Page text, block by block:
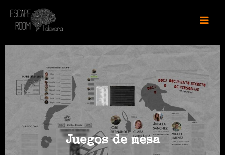
Juegos de mesa